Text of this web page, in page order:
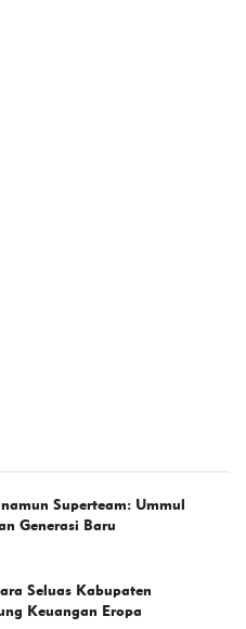
Superteam: Ummul
Generasi Baru
Seluas Kabupaten
Keuangan Eropa